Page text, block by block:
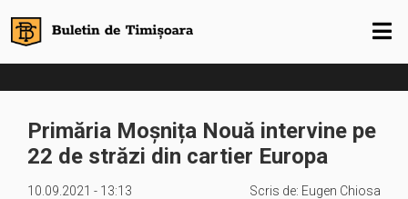
Primăria Moșnița Nouă intervine pe
22 de străzi din cartier Europa
10.09.2021 - 13:13 Scris de: Eugen Chiosa